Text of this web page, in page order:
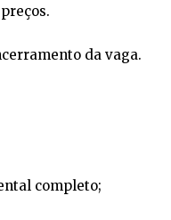
da vaga.
completo;